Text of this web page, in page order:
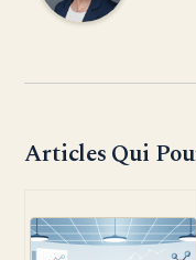
Articles Qui